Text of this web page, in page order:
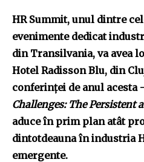
HR Summit, unul dintre
evenimente dedicat
din Transilvania, va avea
Hotel Radisson Blu, din
conferinței de anul acesta
Challenges: The Persistent
aduce în prim plan atât
dintotdeauna în industria
emergente.